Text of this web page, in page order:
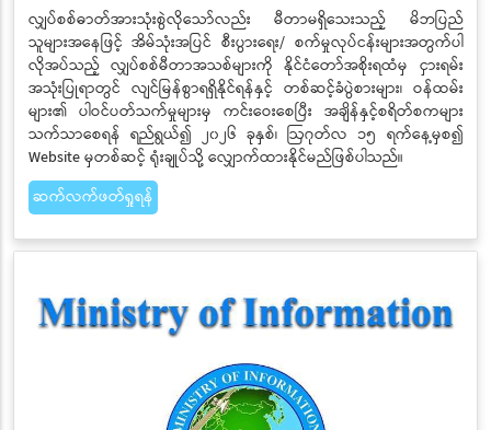
​​​​​​​လျှပ်စစ်ဓာတ်အားသုံးစွဲလိုသော်လည်း မီတာမရှိသေးသည့် မိဘပြည်
သူများအနေဖြင့် အိမ်သုံးအပြင် စီးပွားရေး/ စက်မှုလုပ်ငန်းများအတွက်ပါ
လိုအပ်သည့် လျှပ်စစ်မီတာအသစ်များကို နိုင်ငံတော်အစိုးရထံမှ ငှားရမ်း
အသုံးပြုရာတွင် လျင်မြန်စွာရရှိနိုင်ရန်နှင့် တစ်ဆင့်ခံပွဲစားများ၊ ဝန်ထမ်း
များ၏ ပါဝင်ပတ်သက်မှုများမှ ကင်းဝေးစေပြီး အချိန်နှင့်စရိတ်စကများ
သက်သာစေရန် ရည်ရွယ်၍ ၂၀၂၆ ခုနှစ်၊ ဩဂုတ်လ ၁၅ ရက်နေ့မှစ၍
Website မှတစ်ဆင့် ရုံးချုပ်သို့ လျှောက်ထားနိုင်မည်ဖြစ်ပါသည်။
ဆက်လက်ဖတ်ရှုရန်